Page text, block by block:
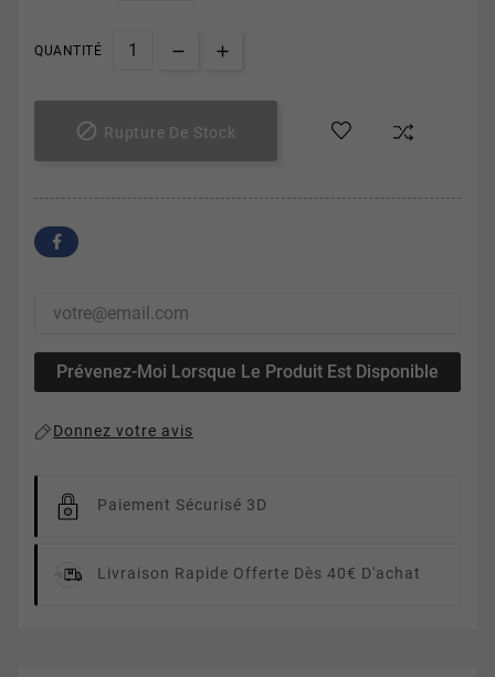
QUANTITÉ
 Rupture De Stock
Prévenez-Moi Lorsque Le Produit Est Disponible
Donnez votre avis
Paiement Sécurisé 3D
Livraison Rapide Offerte Dès 40€ D'achat